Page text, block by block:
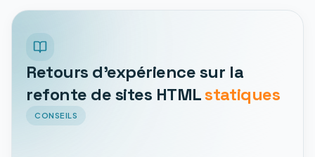
Retours d'expérience sur la
refonte de sites HTMLstatiques
CONSEILS